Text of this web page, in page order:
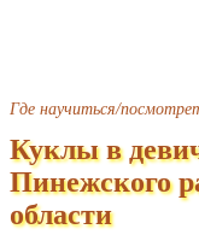
Где научиться/
Куклы в
Пинежского
области